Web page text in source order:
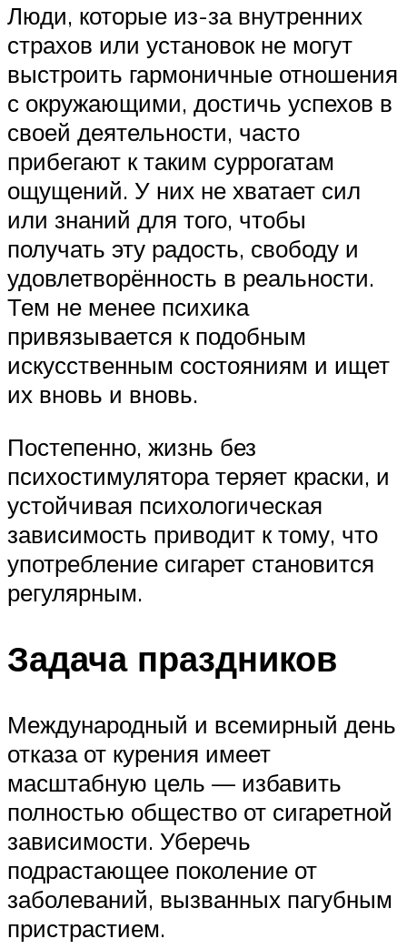
Люди, которые из-за внутренних
страхов или установок не могут
выстроить гармоничные отношения
с окружающими, достичь успехов в
своей деятельности, часто
прибегают к таким суррогатам
ощущений. У них не хватает сил
или знаний для того, чтобы
получать эту радость, свободу и
удовлетворённость в реальности.
Тем не менее психика
привязывается к подобным
искусственным состояниям и ищет
их вновь и вновь.
Постепенно, жизнь без
психостимулятора теряет краски, и
устойчивая психологическая
зависимость приводит к тому, что
употребление сигарет становится
регулярным.
Задача праздников
Международный и всемирный день
отказа от курения имеет
масштабную цель — избавить
полностью общество от сигаретной
зависимости. Уберечь
подрастающее поколение от
заболеваний, вызванных пагубным
пристрастием.